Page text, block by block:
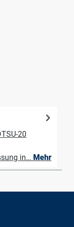
20
in… Mehr